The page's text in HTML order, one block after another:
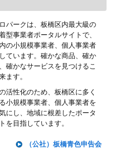
パークは、板橋区内最大級の
型事業者ポータルサイトで、
の小規模事業者、個人事業者
ています。確かな商品、確か
確かなサービスを見つけるこ
ます。
活性化のため、板橋区に多く
小規模事業者、個人事業者を
にし、地域に根差したポータ
を目指しています。
（公社）板橋青色申告会